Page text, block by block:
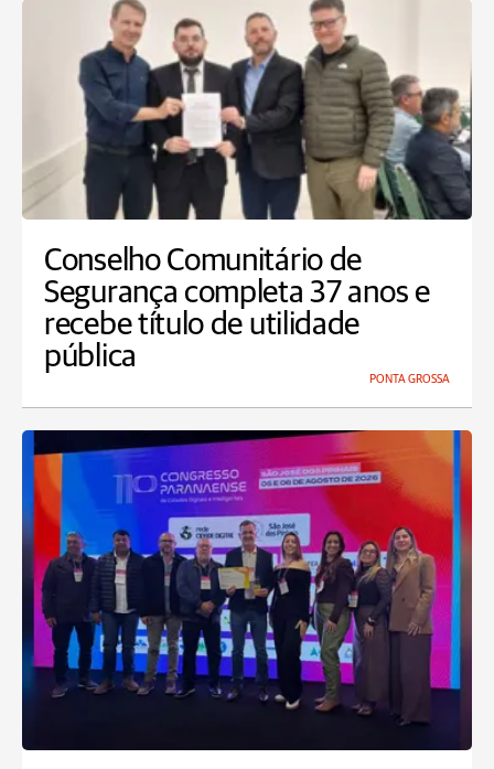
Conselho Comunitário de
Segurança completa 37 anos e
recebe título de utilidade
pública
PONTA GROSSA